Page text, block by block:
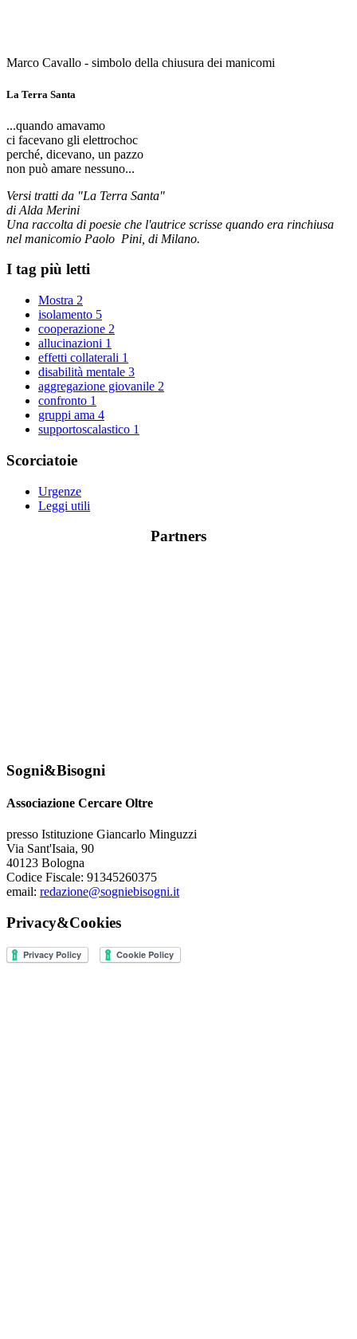
Marco Cavallo - simbolo della chiusura dei manicomi
La Terra Santa
...quando amavamo
ci facevano gli elettrochoc
perché, dicevano, un pazzo
non può amare nessuno...
Versi tratti da "La Terra Santa"
di Alda Merini
Una raccolta di poesie che l'autrice scrisse quando era rinchiusa
nel manicomio Paolo Pini, di Milano.
I tag più letti
Mostra 2
isolamento 5
cooperazione 2
allucinazioni 1
effetti collaterali 1
disabilità mentale 3
aggregazione giovanile 2
confronto 1
gruppi ama 4
supportoscalastico 1
Scorciatoie
Urgenze
Leggi utili
Partners
Sogni&Bisogni
Associazione Cercare Oltre
presso Istituzione Giancarlo Minguzzi
Via Sant'Isaia, 90
40123 Bologna
Codice Fiscale: 91345260375
email: redazione@sogniebisogni.it
Privacy&Cookies